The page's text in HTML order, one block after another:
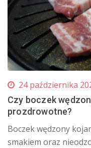
24 października
Czy boczek
prozdrowotne?
​Boczek wędzony
smakiem oraz